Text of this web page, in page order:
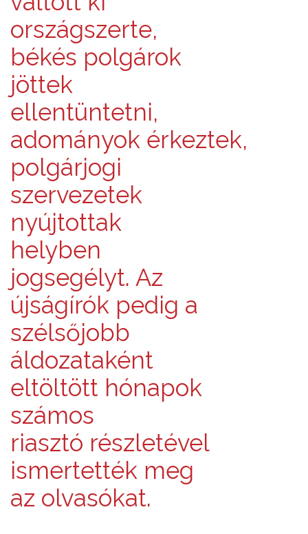
országszerte,
békés polgárok
jöttek
ellentüntetni,
adományok érkeztek,
polgárjogi
szervezetek
nyújtottak
helyben
jogsegélyt. Az
újságírók pedig a
szélsőjobb
áldozataként
eltöltött hónapok
számos
riasztó részletével
ismertették meg
az olvasókat.